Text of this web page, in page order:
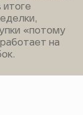
итоге
«потому
на